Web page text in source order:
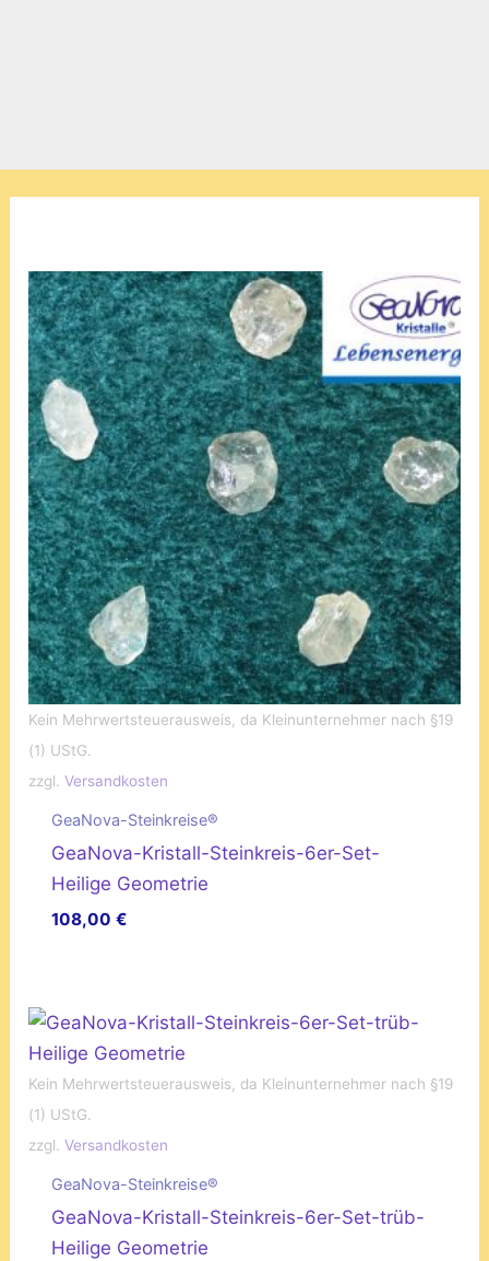
Kein Mehrwertsteuerausweis, da Kleinunternehmer nach §19
(1) UStG.
zzgl.Versandkosten
GeaNova-Steinkreise®
GeaNova-Kristall-Steinkreis-6er-Set-
Heilige Geometrie
108,00 €
Kein Mehrwertsteuerausweis, da Kleinunternehmer nach §19
(1) UStG.
zzgl.Versandkosten
GeaNova-Steinkreise®
GeaNova-Kristall-Steinkreis-6er-Set-trüb-
Heilige Geometrie